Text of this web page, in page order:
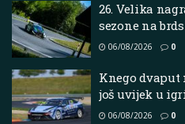
26. Velika
sezone na
06/08/2026 0
Knego dvaput
još uvijek u
06/08/2026 0